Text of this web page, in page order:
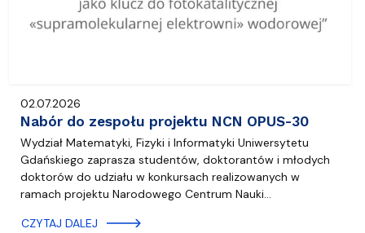
02.07.2026
Nabór do zespołu projektu NCN OPUS-30
Wydział Matematyki, Fizyki i Informatyki Uniwersytetu
Gdańskiego zaprasza studentów, doktorantów i młodych
doktorów do udziału w konkursach realizowanych w
ramach projektu Narodowego Centrum Nauki…
CZYTAJ DALEJ